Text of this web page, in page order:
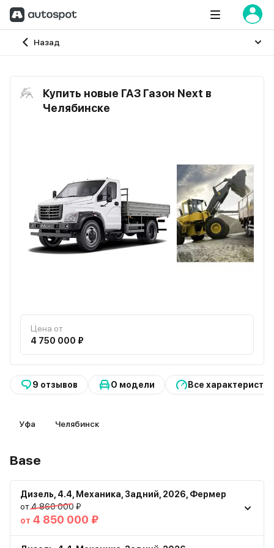
Назад
Главная
Купить новые ГАЗ Газон Next в
Челябинске
Цена от
4 750 000 ₽
9 отзывов О модели Все
Уфа Челябинск
Base
Дизель 4.4 Механика Задний 2026 Фермер
от 4 860 000 ₽
от 4 850 000 ₽